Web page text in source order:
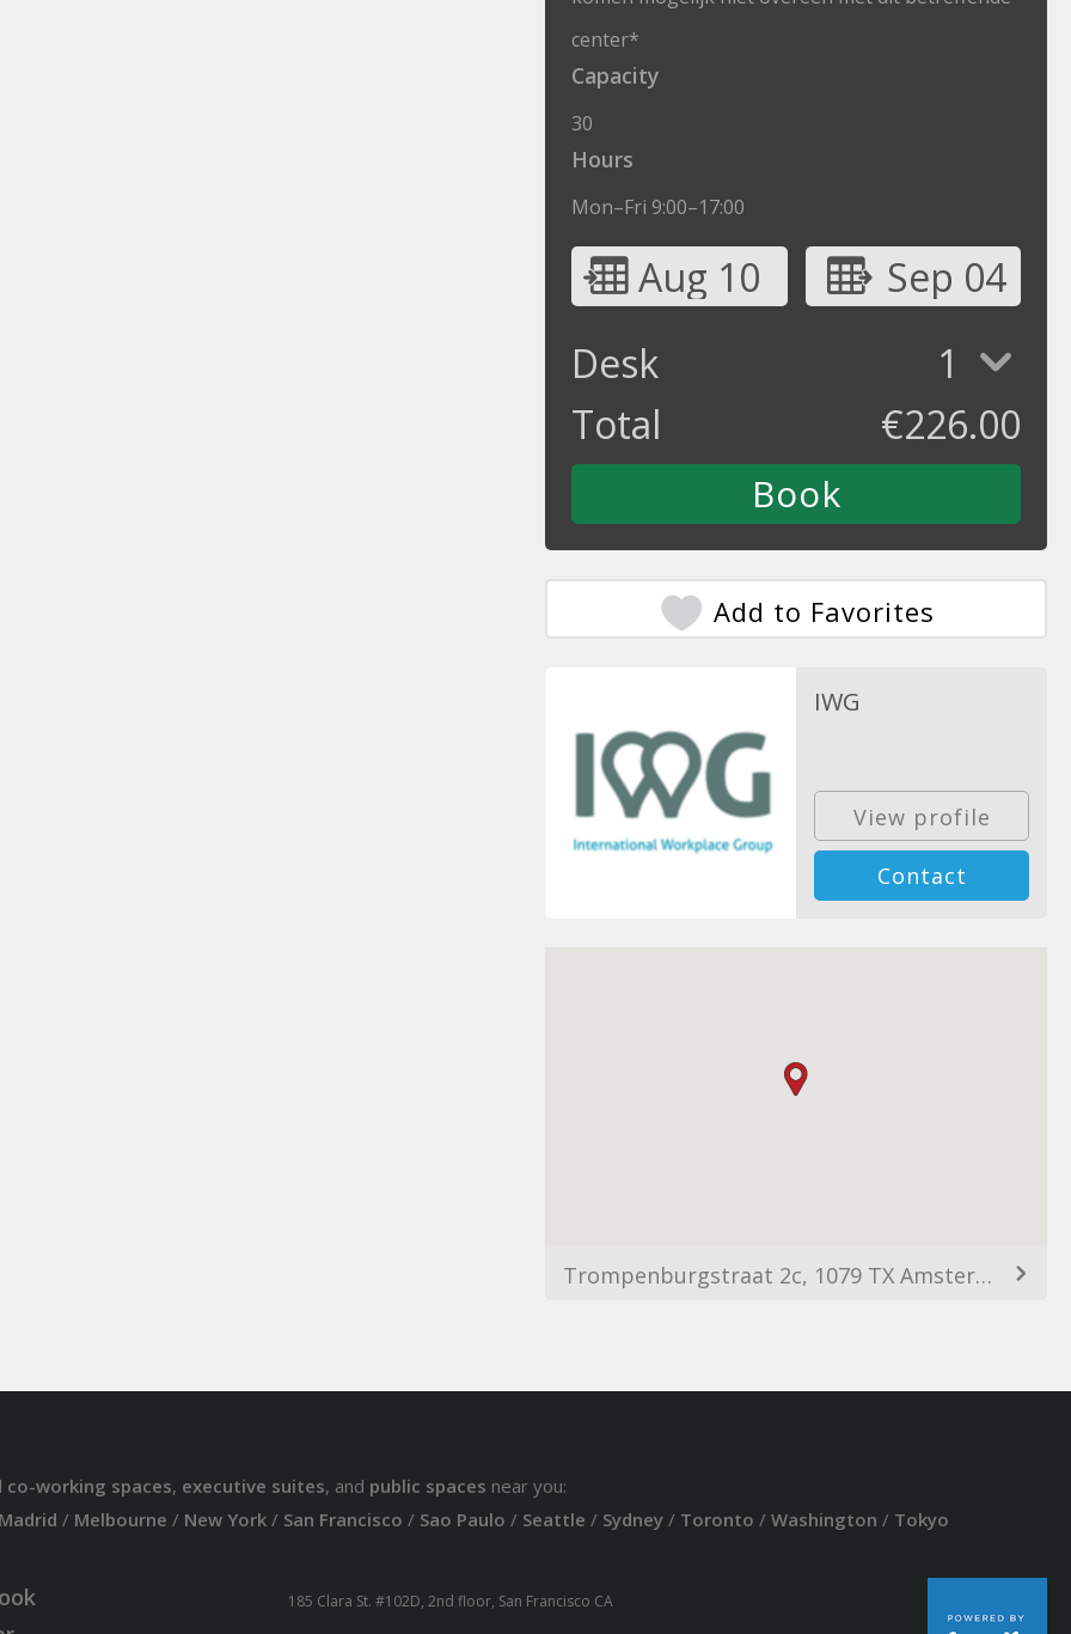
center*
Capacity
30
Hours
Mon–Fri 9:00–17:00
Aug 10
Sep 04
Desk
1
Total
€226.00
Add to Favorites
IWG
View profile
Contact
Trompenburgstraat 2c, 1079 TX Amsterdam, Netherlands
co-working spaces, executive suites, and public spaces near you:
Madrid / Melbourne / New York/ San Francisco / Sao Paulo / Seattle / Sydney/ Toronto / Washington / Tokyo
185 Clara St. #102D, 2nd floor, San Francisco CA